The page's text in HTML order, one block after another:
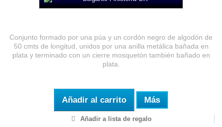
Conjunto formado por una púa y un cordón negro de algodón de
50 cmts de longitud, unidos por una anilla metálica bañada en
plata y terminado con un cierre mosquetón también bañado en
plata.
Añadir al carrito Más
Añadir a lista de regalo